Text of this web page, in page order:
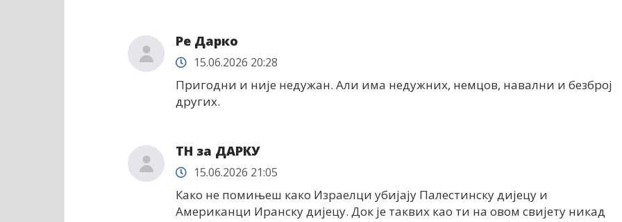
Ре Дарко
15.06.2026 20:28
Пригодни и није недужан. Али има недужних, немцов, навални и безброј
других.
ТН за ДАРКУ
15.06.2026 21:05
Како не помињеш како Израелци убијају Палестинску дијецу и
Американци Иранску дијецу. Док је таквих као ти на овом свијету никад